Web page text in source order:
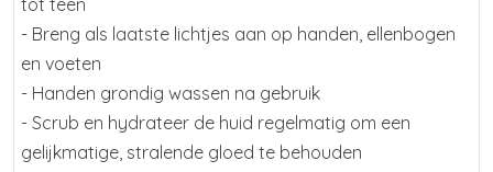
tot teen
- Breng als laatste lichtjes aan op handen, ellenbogen
en voeten
- Handen grondig wassen na gebruik
- Scrub en hydrateer de huid regelmatig om een
gelijkmatige, stralende gloed te behouden